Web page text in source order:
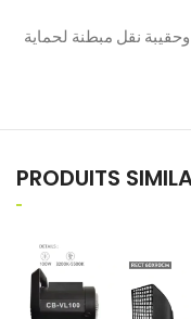
نقل مبطنة لحماية
PRODUITS